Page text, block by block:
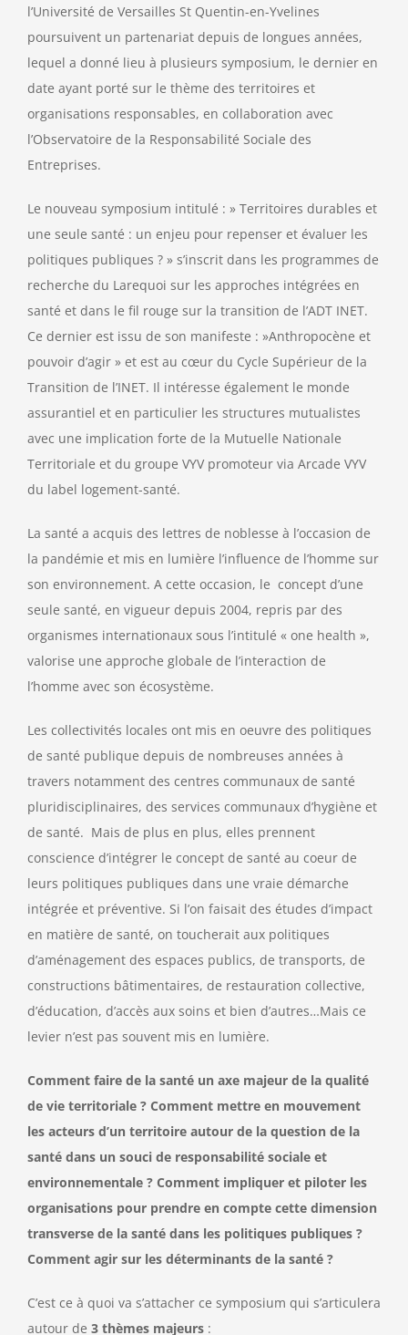
l’Université de Versailles St Quentin-en-Yvelines
poursuivent un partenariat depuis de longues années,
lequel a donné lieu à plusieurs symposium, le dernier en
date ayant porté sur le thème des territoires et
organisations responsables, en collaboration avec
l’Observatoire de la Responsabilité Sociale des
Entreprises.
Le nouveau symposium intitulé : » Territoires durables et
une seule santé : un enjeu pour repenser et évaluer les
politiques publiques ? » s’inscrit dans les programmes de
recherche du Larequoi sur les approches intégrées en
santé et dans le fil rouge sur la transition de l’ADT INET.
Ce dernier est issu de son manifeste : »Anthropocène et
pouvoir d’agir » et est au cœur du Cycle Supérieur de la
Transition de l’INET. Il intéresse également le monde
assurantiel et en particulier les structures mutualistes
avec une implication forte de la Mutuelle Nationale
Territoriale et du groupe VYV promoteur via Arcade VYV
du label logement-santé.
La santé a acquis des lettres de noblesse à l’occasion de
la pandémie et mis en lumière l’influence de l’homme sur
son environnement. A cette occasion, le concept d’une
seule santé, en vigueur depuis 2004, repris par des
organismes internationaux sous l’intitulé « one health »,
valorise une approche globale de l’interaction de
l’homme avec son écosystème.
Les collectivités locales ont mis en oeuvre des politiques
de santé publique depuis de nombreuses années à
travers notamment des centres communaux de santé
pluridisciplinaires, des services communaux d’hygiène et
de santé. Mais de plus en plus, elles prennent
conscience d’intégrer le concept de santé au coeur de
leurs politiques publiques dans une vraie démarche
intégrée et préventive. Si l’on faisait des études d’impact
en matière de santé, on toucherait aux politiques
d’aménagement des espaces publics, de transports, de
constructions bâtimentaires, de restauration collective,
d’éducation, d’accès aux soins et bien d’autres…Mais ce
levier n’est pas souvent mis en lumière.
Comment faire de la santé un axe majeur de la qualité
de vie territoriale ? Comment mettre en mouvement
les acteurs d’un territoire autour de la question de la
santé dans un souci de responsabilité sociale et
environnementale ? Comment impliquer et piloter les
organisations pour prendre en compte cette dimension
transverse de la santé dans les politiques publiques ?
Comment agir sur les déterminants de la santé ?
C’est ce à quoi va s’attacher ce symposium qui s’articulera
autour de 3 thèmes majeurs :